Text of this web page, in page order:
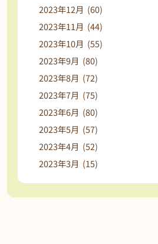
2023年12月 (60)
2023年11月 (44)
2023年10月 (55)
2023年9月 (80)
2023年8月 (72)
2023年7月 (75)
2023年6月 (80)
2023年5月 (57)
2023年4月 (52)
2023年3月 (15)